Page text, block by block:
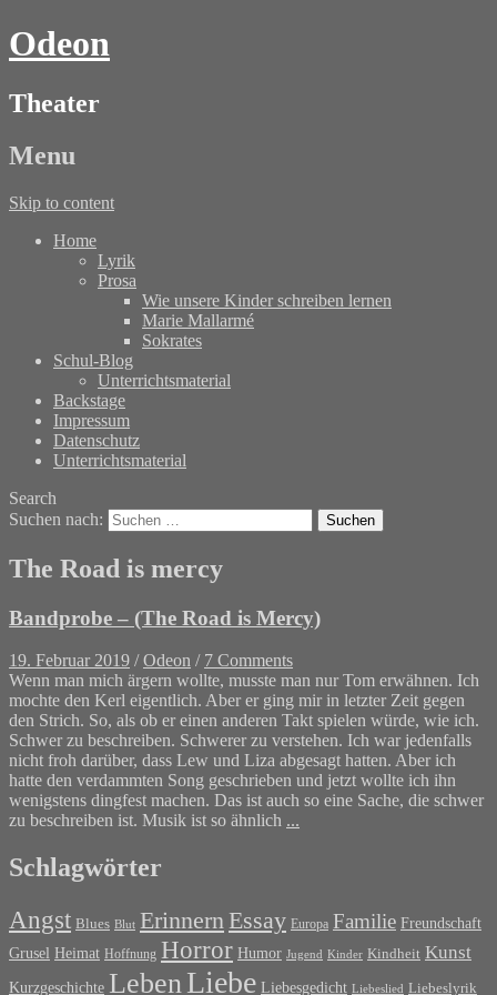
Odeon
Theater
Menu
Skip to content
Home
Lyrik
Prosa
Wie unsere Kinder schreiben lernen
Marie Mallarmé
Sokrates
Schul-Blog
Unterrichtsmaterial
Backstage
Impressum
Datenschutz
Unterrichtsmaterial
Search
Suchen nach:
The Road is mercy
Bandprobe – (The Road is Mercy)
19. Februar 2019 /Odeon / 7 Comments
Wenn man mich ärgern wollte, musste man nur Tom erwähnen. Ich
mochte den Kerl eigentlich. Aber er ging mir in letzter Zeit gegen
den Strich. So, als ob er einen anderen Takt spielen würde, wie ich.
Schwer zu beschreiben. Schwerer zu verstehen. Ich war jedenfalls
nicht froh darüber, dass Lew und Liza abgesagt hatten. Aber ich
hatte den verdammten Song geschrieben und jetzt wollte ich ihn
wenigstens dingfest machen. Das ist auch so eine Sache, die schwer
zu beschreiben ist. Musik ist so ähnlich ...
Schlagwörter
Angst Blues Blut Erinnern Essay Europa Familie Freundschaft
Grusel Heimat Hoffnung Horror Humor Jugend Kinder Kindheit Kunst
Kurzgeschichte LebenLiebe Liebesgedicht Liebeslied Liebeslyrik